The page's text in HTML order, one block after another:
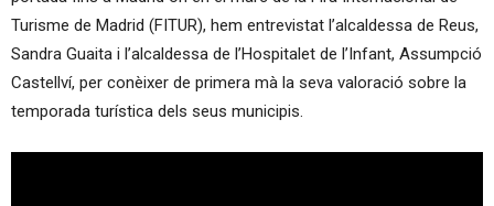
Turisme de Madrid (FITUR), hem entrevistat l’alcaldessa de Reus,
Sandra Guaita i l’alcaldessa de l’Hospitalet de l’Infant, Assumpció
Castellví, per conèixer de primera mà la seva valoració sobre la
temporada turística dels seus municipis.